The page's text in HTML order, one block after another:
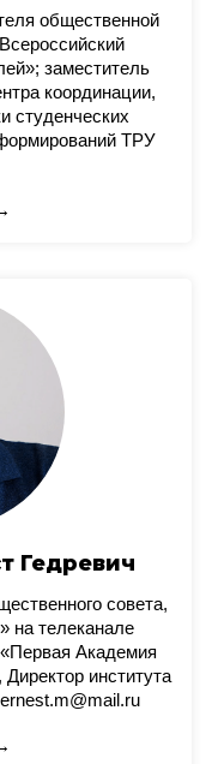
общественной
заместитель
координации,
студенческих
ТРУ
Гедревич
совета,
на телеканале
Академия
института